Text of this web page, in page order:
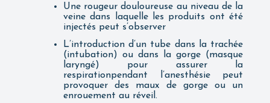
Une rougeur douloureuse au niveau de la
veine dans laquelle les produits ont été
injectés peut s’observer
L’introduction d’un tube dans la trachée
(intubation) ou dans la gorge (masque
laryngé) pour assurer la
respirationpendant l’anesthésie peut
provoquer des maux de gorge ou un
enrouement au réveil.